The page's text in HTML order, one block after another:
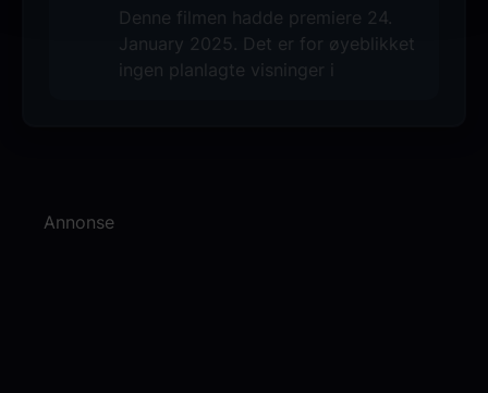
Denne filmen hadde premiere 24.
January 2025. Det er for øyeblikket
ingen planlagte visninger i
Annonse